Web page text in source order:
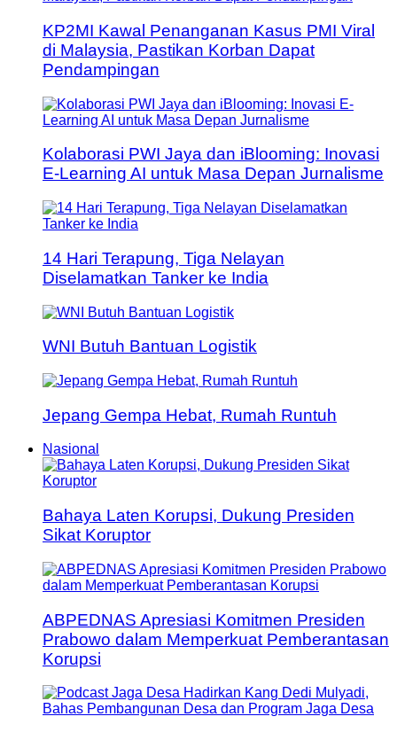
KP2MI Kawal Penanganan Kasus PMI Viral
di Malaysia, Pastikan Korban Dapat
Pendampingan
Kolaborasi PWI Jaya dan iBlooming: Inovasi
E-Learning AI untuk Masa Depan Jurnalisme
14 Hari Terapung, Tiga Nelayan
Diselamatkan Tanker ke India
WNI Butuh Bantuan Logistik
Jepang Gempa Hebat, Rumah Runtuh
Nasional
Bahaya Laten Korupsi, Dukung Presiden
Sikat Koruptor
ABPEDNAS Apresiasi Komitmen Presiden
Prabowo dalam Memperkuat Pemberantasan
Korupsi